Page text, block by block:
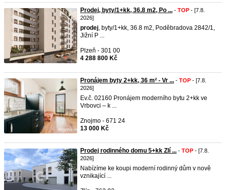
Prodej, byty/1+kk, 36.8 m2, Po ... - TOP - [7.8.
2026]
prodej, byty/1+kk, 36.8 m2, Poděbradova 2842/1,
Jižní P ...
Plzeň - 301 00
4 288 800 Kč
Pronájem byty 2+kk, 36 m² - Vr ... - TOP - [7.8.
2026]
Ev.č. 02160 Pronájem moderního bytu 2+kk ve
Vrbovci – k ...
Znojmo - 671 24
13 000 Kč
Prodej rodinného domu 5+kk Zlí ... - TOP - [7.8.
2026]
Nabízíme ke koupi moderní rodinný dům v nově
vznikající ...